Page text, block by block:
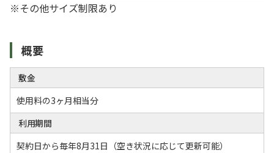
※その他サイズ制限あり
概要
敷金
使用料の3ヶ月相当分
利用期間
契約日から毎年8月31日（空き状況に応じて更新可能）